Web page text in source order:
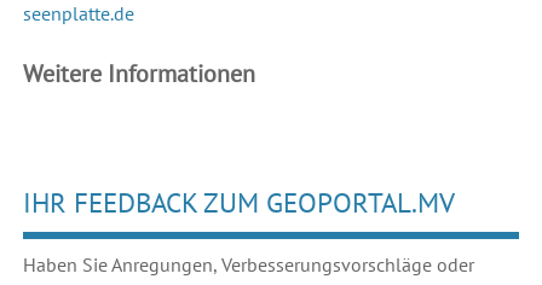
seenplatte.de
Weitere Informationen
IHR FEEDBACK ZUM GEOPORTAL.MV
Haben Sie Anregungen, Verbesserungsvorschläge oder